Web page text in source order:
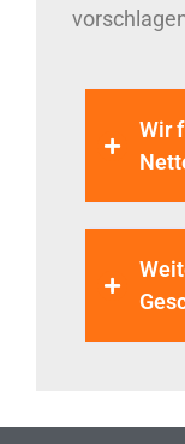
Wir